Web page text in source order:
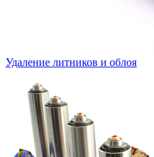
Удаление литников и облоя